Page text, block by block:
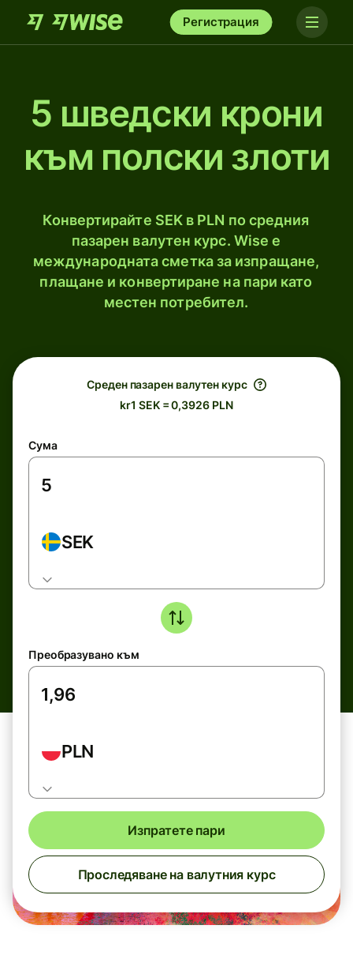
Регистрация
5 шведски крони
към полски злоти
Конвертирайте SEK в PLN по средния
пазарен валутен курс. Wise е
международната сметка за изпращане,
плащане и конвертиране на пари като
местен потребител.
Среден пазарен валутен курс
kr1 SEK = 0,3926 PLN
Сума
SEK
Преобразувано към
PLN
Изпратете пари
Проследяване на валутния курс